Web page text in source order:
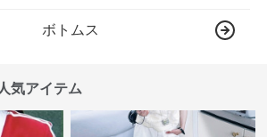
ボトムス
気アイテム